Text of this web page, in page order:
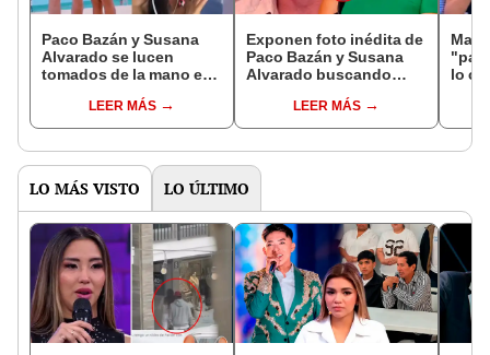
Paco Bazán y Susana
Alvarado se lucen
tomados de la mano en
República Dominicana
LEER MÁS
Exponen foto inédita de
Paco Bazán y Susana
Alvarado buscando
ampay besándose en
aeropuerto
LEER MÁS
lo
divo"
LO MÁS VISTO LO ÚLTIMO